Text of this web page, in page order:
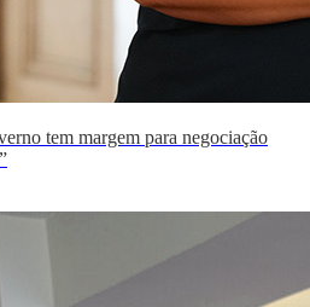
tem margem para negociação